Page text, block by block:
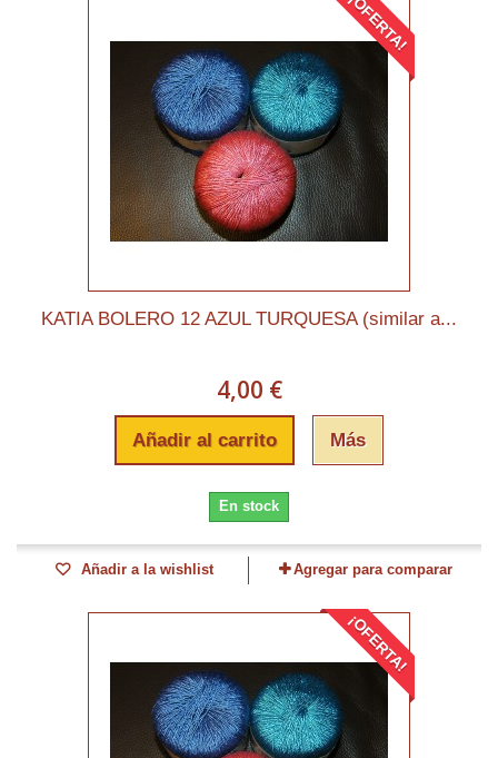
¡OFERTA!
KATIA BOLERO 12 AZUL TURQUESA (similar a...
4,00 €
Añadir al carrito Más
En stock
Añadir a la wishlist Agregar para comparar
¡OFERTA!